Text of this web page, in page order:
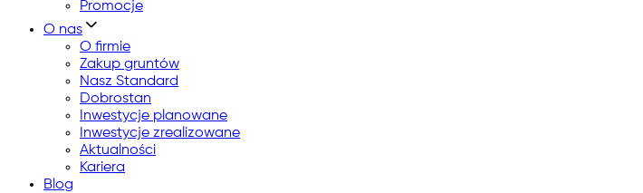
Promocje
O nas
O firmie
Zakup gruntów
Nasz Standard
Dobrostan
Inwestycje planowane
Inwestycje zrealizowane
Aktualności
Kariera
Blog